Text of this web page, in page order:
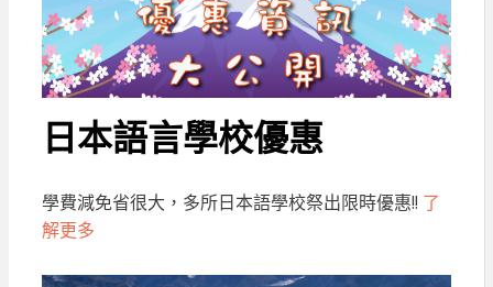
日本語言學校優惠
學費減免省很大，多所日本語學校祭出限時優惠!! 了
解更多